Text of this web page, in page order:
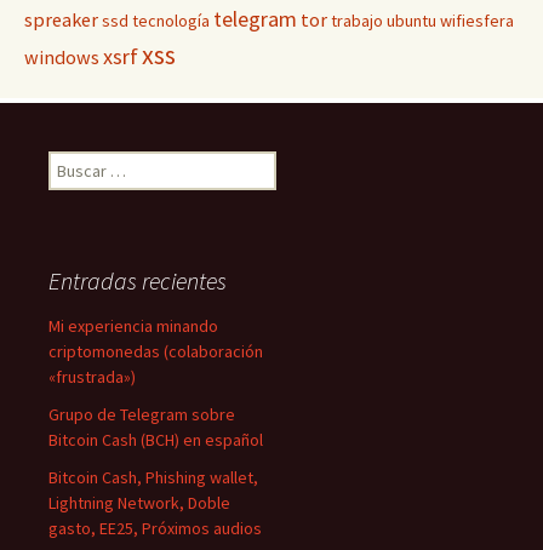
spreakerssd tecnología telegram tortrabajo ubuntu wifiesfera
windows xsrfxss
Buscar:
Entradas recientes
Mi experiencia minando
criptomonedas (colaboración
«frustrada»)
Grupo de Telegram sobre
Bitcoin Cash (BCH) en español
Bitcoin Cash, Phishing wallet,
Lightning Network, Doble
gasto, EE25, Próximos audios